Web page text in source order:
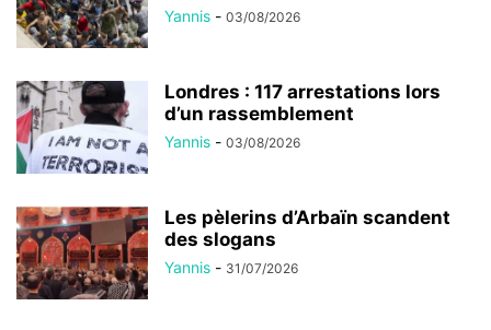
Yannis - 03/08/2026
Londres : 117 arrestations lors
d’un rassemblement
Yannis - 03/08/2026
Les pèlerins d’Arbaïn scandent
des slogans
Yannis - 31/07/2026